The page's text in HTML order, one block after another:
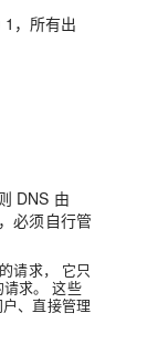
，所有出
DNS 由
必须自行管
请求， 它只
请求。这些
、直接管理